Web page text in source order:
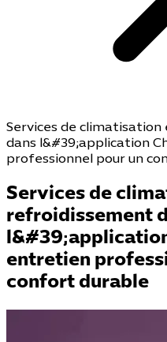
Services de
dans l&#39;application
professionnel pour un
Services de
refroidissement
entretien
confort durable